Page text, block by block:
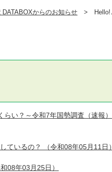
DATABOXからのお知らせ > Hello!
い？～令和7年国勢調査（速報
ているの？ （令和08年05月11日）
和08年03月25日）